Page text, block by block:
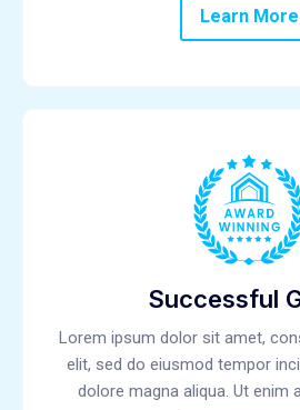
Learn More
Successful
Lorem ipsum dolor sit amet,
elit, sed do eiusmod tempor
dolore magna aliqua. Ut enim